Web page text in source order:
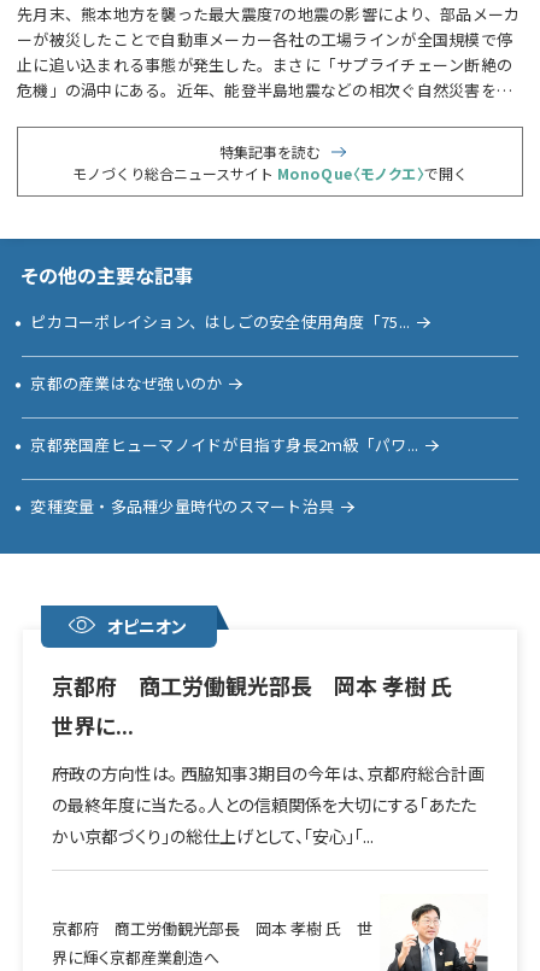
先月末、熊本地方を襲った最大震度7の地震の影響により、部品メーカ
ーが被災したことで自動車メーカー各社の工場ラインが全国規模で停
止に追い込まれる事態が発生した。まさに「サプライチェーン断絶の
危機」の渦中にある。近年、能登半島地震などの相次ぐ自然災害をは
特集記事を読む
モノづくり総合ニュースサイト MonoQue〈モノクエ〉で開く
その他の主要な記事
ピカコーポレイション、はしごの安全使用角度「75...
京都の産業はなぜ強いのか
京都発国産ヒューマノイドが目指す身長2ｍ級「パワ...
変種変量・多品種少量時代のスマート治具
オピニオン
京都府 商工労働観光部長 岡本 孝樹 氏
世界に...
――府政の方向性は。 西脇知事3期目の今年は、京都府総合計画
の最終年度に当たる。人との信頼関係を大切にする「あたた
かい京都づくり」の総仕上げとして、「安心」「...
京都府 商工労働観光部長 岡本 孝樹 氏 世
界に輝く京都産業創造へ